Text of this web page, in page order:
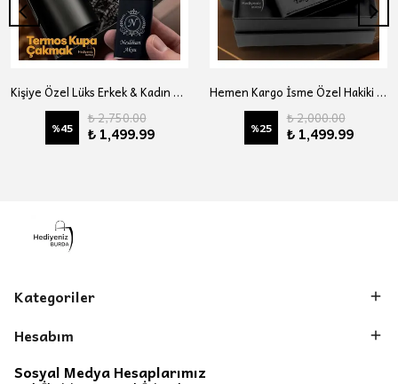
Kişiye Özel Lüks Erkek & Kadın Hediye Seti - Çelik Termos Bardak, Çakmak, Kupa - Premium Hediye Paketli
%45
₺ 2,750.00
₺ 1,499.99
Hemen Kargo İsme Özel Hakiki Deri Cüzdan, Tesbih, Anahtarlık Hediye Seti, Sevgiliye, Eşe, Babaya, Arkadaşa Kişiye Özel Hediye Seti
%25
₺ 2,000.00
₺ 1,499.99
Kategoriler
Hesabım
Sosyal Medya Hesaplarımız